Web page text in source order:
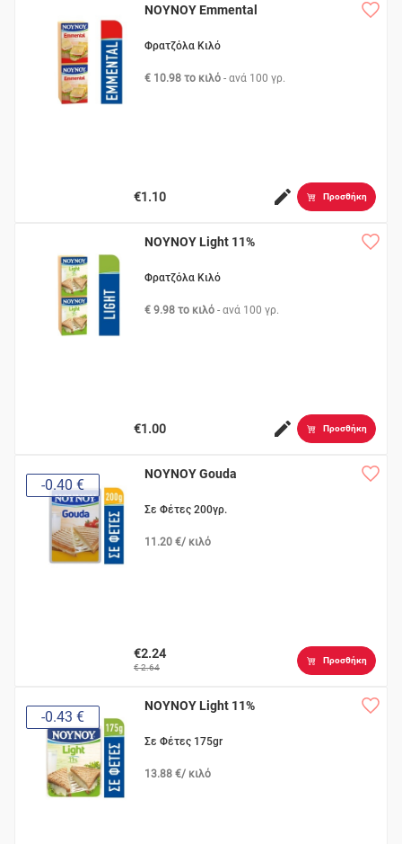
ΝΟΥΝΟΥ Emmental
Φρατζόλα Κιλό
€ 10.98 το κιλό - ανά 100 γρ.
€1.10 Προσθήκη
ΝΟΥΝΟΥ Light 11%
Φρατζόλα Κιλό
€ 9.98 το κιλό - ανά 100 γρ.
€1.00 Προσθήκη
-0.40 €
ΝΟΥΝΟΥ Gouda
Σε Φέτες 200γρ.
11.20 €/ κιλό
€2.24
€ 2.64
Προσθήκη
-0.43 €
ΝΟΥΝΟΥ Light 11%
Σε Φέτες 175gr
13.88 €/ κιλό